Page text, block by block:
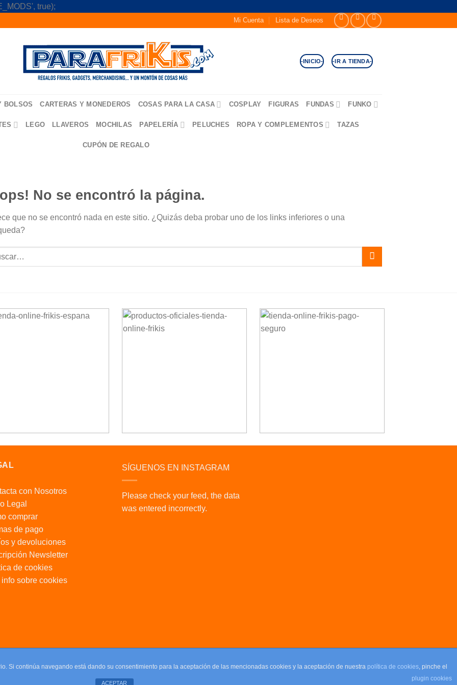
true);
Mi Cuenta Lista de Deseos
-INICIO- -IR A TIENDA-
BOLSOS CARTERAS Y MONEDEROS COSAS PARA LA CASA COSPLAY FIGURAS FUNDAS FUNKO
LEGO LLAVEROS MOCHILAS PAPELERÍA PELUCHES ROPA Y COMPLEMENTOS TAZAS
CUPÓN DE REGALO
No se encontró la página.
que no se encontró nada en este sitio. ¿Quizás deba probar uno de los links inferiores o una
con Nosotros
Legal
comprar
de pago
y devoluciones
Newsletter
de cookies
info sobre cookies
SÍGUENOS EN INSTAGRAM
Please check your feed, the data
was entered incorrectly.
Si continúa navegando está dando su consentimiento para la aceptación de las mencionadas cookies y la aceptación de nuestra política de cookies, pinche el
plugin cookies
ACEPTAR